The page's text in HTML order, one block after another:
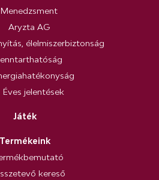
Menedzsment
Aryzta AG
élelmiszerbiztonság
Éves jelentések
Játék
Termékeink
kereső